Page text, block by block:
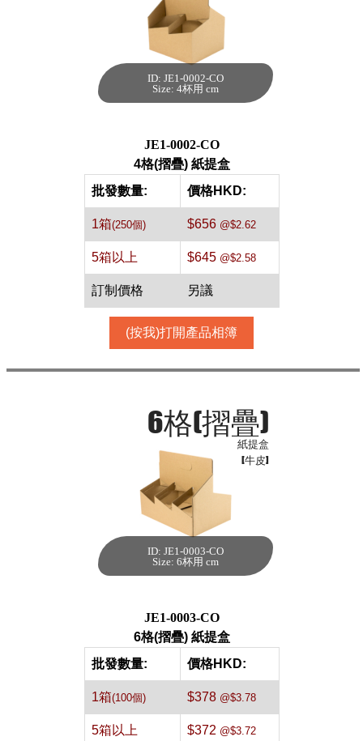
ID: JE1-0002-CO
Size: 4杯用 cm
4格(摺疊) 紙提盒
[牛皮,250件]
JE1-0002-CO
4格(摺疊) 紙提盒
批發數量:
價格HKD:
1箱(250個) $656@$2.62
5箱以上 $645@$2.58
訂制價格 另議
(按我)打開產品相簿
6格(摺疊)
紙提盒
[牛皮]
ID: JE1-0003-CO
Size: 6杯用 cm
6格(摺疊) 紙提盒
[牛皮,100件]
JE1-0003-CO
6格(摺疊) 紙提盒
批發數量:
價格HKD:
1箱(100個) $378@$3.78
5箱以上 $372@$3.72